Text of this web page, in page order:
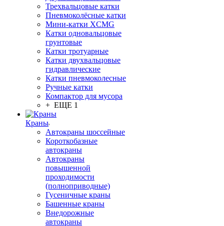
Трехвальцовые катки
Пневмоколёсные катки
Мини-катки XCMG
Катки одновальцовые
грунтовые
Катки тротуарные
Катки двухвальцовые
гидравлические
Катки пневмоколесные
Ручные катки
Компактор для мусора
+ ЕЩЕ 1
Краны
Автокраны шоссейные
Короткобазные
автокраны
Автокраны
повышенной
проходимости
(полноприводные)
Гусеничные краны
Башенные краны
Внедорожные
автокраны